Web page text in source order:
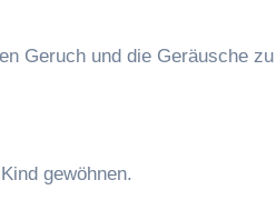
Geruch und die Geräusche zu
gewöhnen.